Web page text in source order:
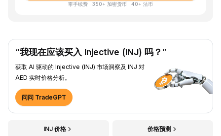
零手续费 · 350+ 加密货币 · 40+ 法币
“我现在应该买入 Injective (INJ) 吗？”
获取 AI 驱动的 Injective (INJ) 市场洞察及 INJ 对
AED 实时价格分析。
问问 TradeGPT
INJ 价格 价格预测